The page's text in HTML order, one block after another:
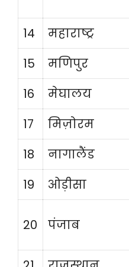
14
महाराष्ट्र
15
मणिपुर
16
मेघालय
17
मिज़ोरम
18
नागालैंड
19
ओड़ीसा
20 पंजाब